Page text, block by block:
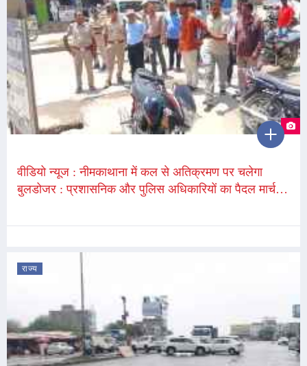
वीडियो न्यूज : नीमकाथाना में कल से अतिक्रमण पर चलेगा
बुलडोजर : प्रशासनिक और पुलिस अधिकारियों का पैदल मार्च,
राज्य